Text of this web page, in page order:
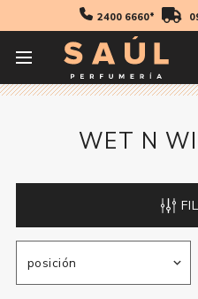
2400 6660*
Inicio Destacados
WET N